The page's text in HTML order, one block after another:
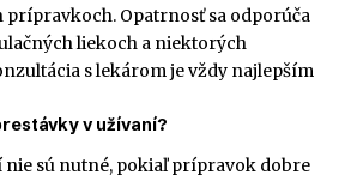
prípravkoch. Opatrnosť sa odporúča
liekoch a niektorých
s lekárom je vždy najlepším
v užívaní?
sú nutné, pokiaľ prípravok dobre